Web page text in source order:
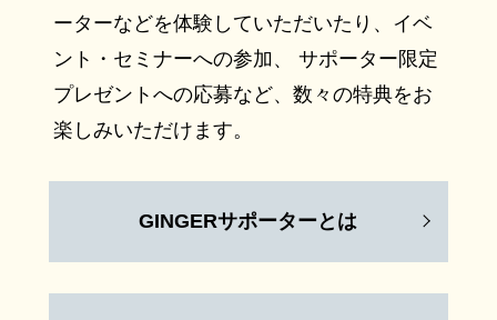
ーターなどを体験していただいたり、イベ
ント・セミナーへの参加、 サポーター限定
プレゼントへの応募など、数々の特典をお
楽しみいただけます。
GINGERサポーターとは